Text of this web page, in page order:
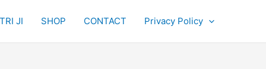
JI SHOP CONTACT Privacy Policy